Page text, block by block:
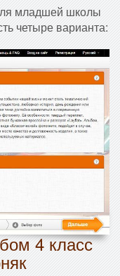
младшей школы
четыре варианта:
4 класс